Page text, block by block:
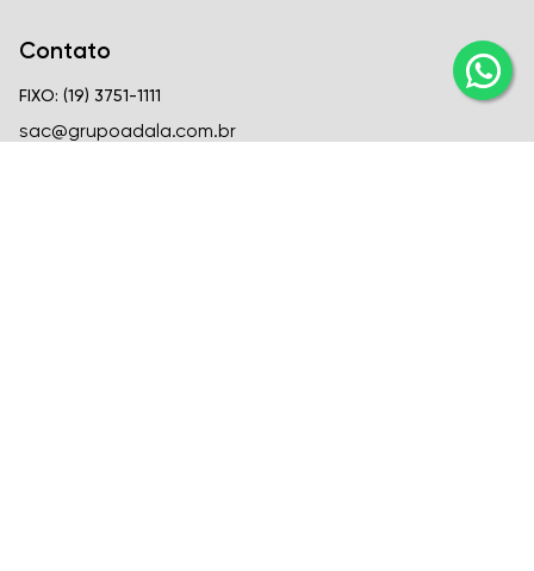
Contato
FIXO: (19) 3751-1111
sac@grupoadala.com.br